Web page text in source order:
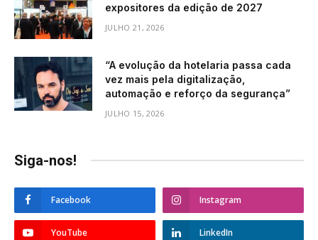
expositores da edição de 2027
JULHO 21, 2026
“A evolução da hotelaria passa cada
vez mais pela digitalização,
automação e reforço da segurança”
JULHO 15, 2026
Siga-nos!
Facebook Instagram
YouTube LinkedIn